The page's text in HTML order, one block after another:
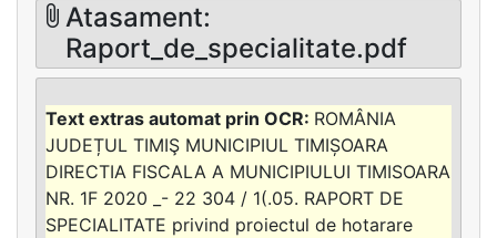
Atasament:
Raport_de_specialitate.pdf
ROMÂNIA
JUDEȚUL TIMIŞ MUNICIPIUL TIMIȘOARA
DIRECTIA FISCALA A MUNICIPIULUI TIMISOARA
NR. 1F 2020 _- 22 304 / 1(.05. RAPORT DE
SPECIALITATE privind proiectul de hotarare